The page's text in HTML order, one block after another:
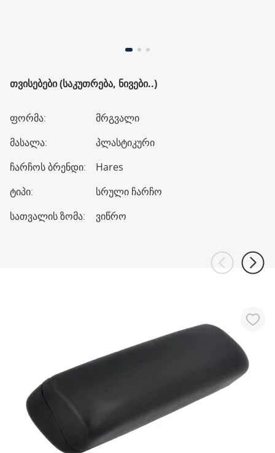
ᲗᲕᲘᲡᲔᲑᲔᲑᲘ (ᲡᲐᲙᲣᲗᲠᲔᲑᲐ, ᲜᲘᲕᲔᲑᲘ..)
ფორმა:
მრგვალი
მასალა:
პლასტიკური
ჩარჩოს ბრენდი:
Hares
ტიპი:
სრული ჩარჩო
სათვალის ზომა: ვიწრო